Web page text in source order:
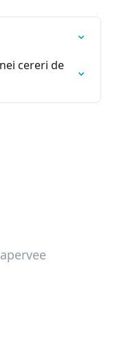
cereri de